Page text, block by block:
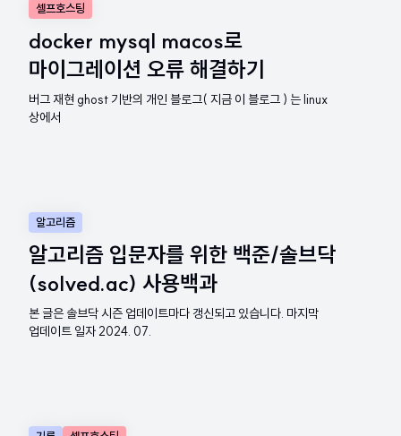
셀프호스팅
docker mysql macos로
마이그레이션 오류 해결하기
버그 재현 ghost 기반의 개인 블로그( 지금 이 블로그 ) 는 linux
상에서
알고리즘
알고리즘 입문자를 위한 백준/솔브닥
(solved.ac) 사용백과
본 글은 솔브닥 시즌 업데이트마다 갱신되고 있습니다. 마지막
업데이트 일자 2024. 07.